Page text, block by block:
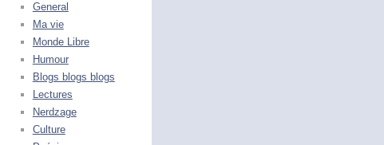
General
Ma vie
Monde Libre
Humour
Blogs blogs blogs
Lectures
Nerdzage
Culture